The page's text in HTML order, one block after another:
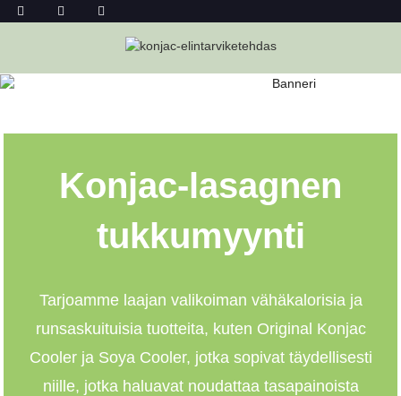
KONJAC-LASAGNEN TUKKUMYYNTI
Konjac-lasagnen
tukkumyynti
Tarjoamme laajan valikoiman vähäkalorisia ja
runsaskuituisia tuotteita, kuten Original Konjac
Cooler ja Soya Cooler, jotka sopivat täydellisesti
niille, jotka haluavat noudattaa tasapainoista